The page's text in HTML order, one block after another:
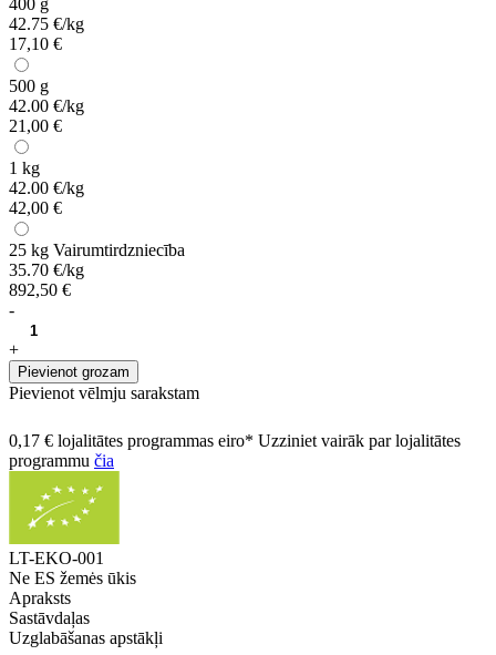
42.75 €/kg
17,10 €
500 g
42.00 €/kg
21,00 €
1 kg
42.00 €/kg
42,00 €
25 kg Vairumtirdzniecība
35.70 €/kg
892,50 €
-
+
Pievienot grozam
Pievienot vēlmju sarakstam
0,17 € lojalitātes programmas eiro* Uzziniet vairāk par lojalitātes
programmu čia
LT-EKO-001
Ne ES žemės ūkis
Apraksts
Sastāvdaļas
Uzglabāšanas apstākļi